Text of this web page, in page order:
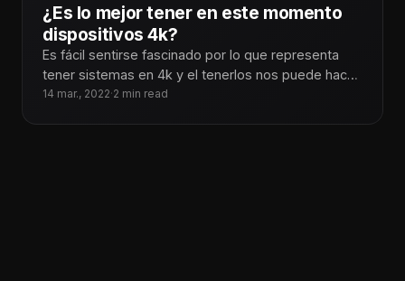
¿Es lo mejor tener en este momento
dispositivos 4k?
Es fácil sentirse fascinado por lo que representa
tener sistemas en 4k y el tenerlos nos puede hacer
sentir preparados
14 mar., 2022·2 min read